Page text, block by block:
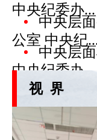
中央纪委办...
中央层
公室 中央纪
中央层
中央纪委办...
视 界